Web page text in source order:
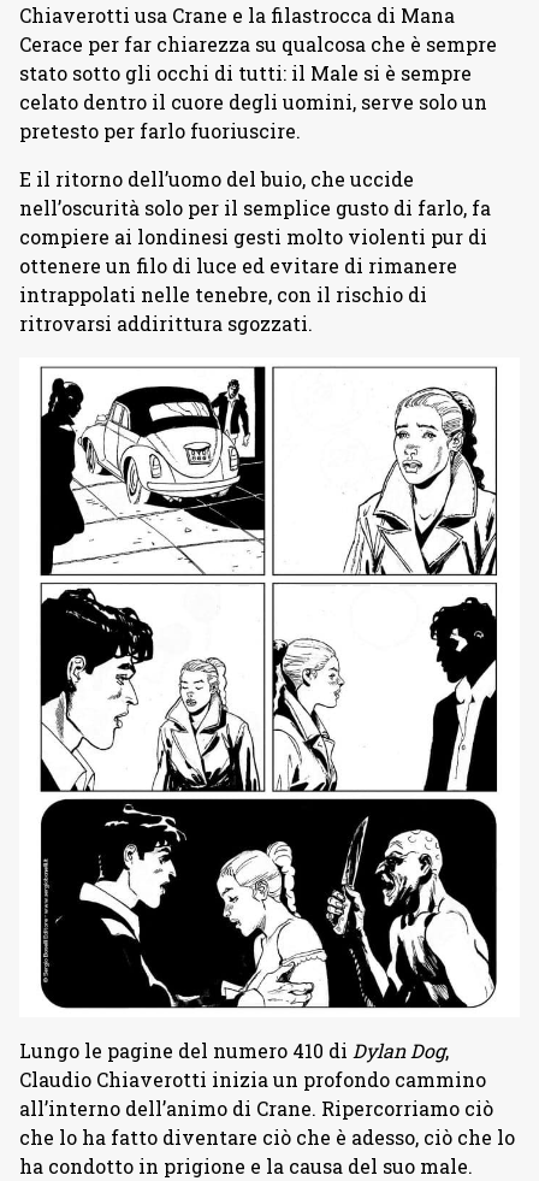
Chiaverotti usa Crane e la filastrocca di Mana
Cerace per far chiarezza su qualcosa che è sempre
stato sotto gli occhi di tutti: il Male si è sempre
celato dentro il cuore degli uomini, serve solo un
pretesto per farlo fuoriuscire.
E il ritorno dell’uomo del buio, che uccide
nell’oscurità solo per il semplice gusto di farlo, fa
compiere ai londinesi gesti molto violenti pur di
ottenere un filo di luce ed evitare di rimanere
intrappolati nelle tenebre, con il rischio di
ritrovarsi addirittura sgozzati.
Lungo le pagine del numero 410 di Dylan Dog,
Claudio Chiaverotti inizia un profondo cammino
all’interno dell’animo di Crane. Ripercorriamo ciò
che lo ha fatto diventare ciò che è adesso, ciò che lo
ha condotto in prigione e la causa del suo male.